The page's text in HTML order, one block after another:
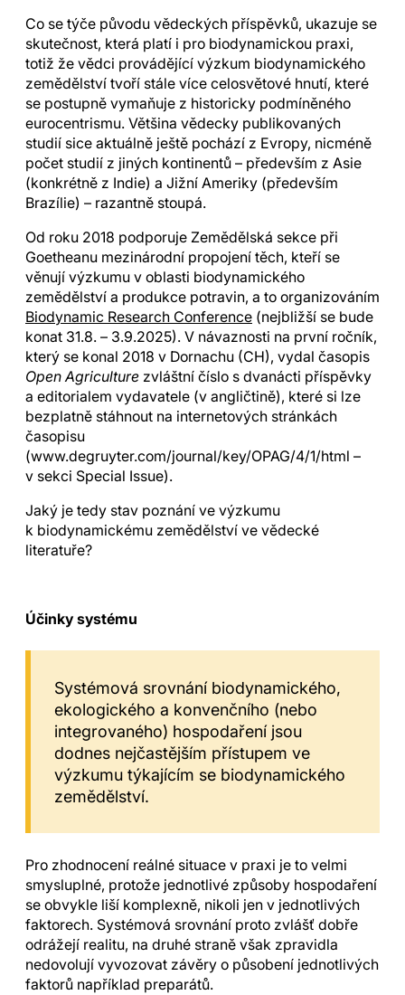
Co se týče původu vědeckých příspěvků, ukazuje se
skutečnost, která platí i pro biodynamickou praxi,
totiž že vědci provádějící výzkum biodynamického
zemědělství tvoří stále více celosvětové hnutí, které
se postupně vymaňuje z historicky podmíněného
eurocentrismu. Většina vědecky publikovaných
studií sice aktuálně ještě pochází z Evropy, nicméně
počet studií z jiných kontinentů – především z Asie
(konkrétně z Indie) a Jižní Ameriky (především
Brazílie) – razantně stoupá.
Od roku 2018 podporuje Zemědělská sekce při
Goetheanu mezinárodní propojení těch, kteří se
věnují výzkumu v oblasti biodynamického
zemědělství a produkce potravin, a to organizováním
Biodynamic Research Conference (nejbližší se bude
konat 31.8. – 3.9.2025). V návaznosti na první ročník,
který se konal 2018 v Dornachu (CH), vydal časopis
Open Agriculture zvláštní číslo s dvanácti příspěvky
a editorialem vydavatele (v angličtině), které si lze
bezplatně stáhnout na internetových stránkách
časopisu
(www.degruyter.com/journal/key/OPAG/4/1/html –
v sekci Special Issue).
Jaký je tedy stav poznání ve výzkumu
k biodynamickému zemědělství ve vědecké
literatuře?
Účinky systému
Systémová srovnání biodynamického,
ekologického a konvenčního (nebo
integrovaného) hospodaření jsou
dodnes nejčastějším přístupem ve
výzkumu týkajícím se biodynamického
zemědělství.
Pro zhodnocení reálné situace v praxi je to velmi
smysluplné, protože jednotlivé způsoby hospodaření
se obvykle liší komplexně, nikoli jen v jednotlivých
faktorech. Systémová srovnání proto zvlášť dobře
odrážejí realitu, na druhé straně však zpravidla
nedovolují vyvozovat závěry o působení jednotlivých
faktorů například preparátů.